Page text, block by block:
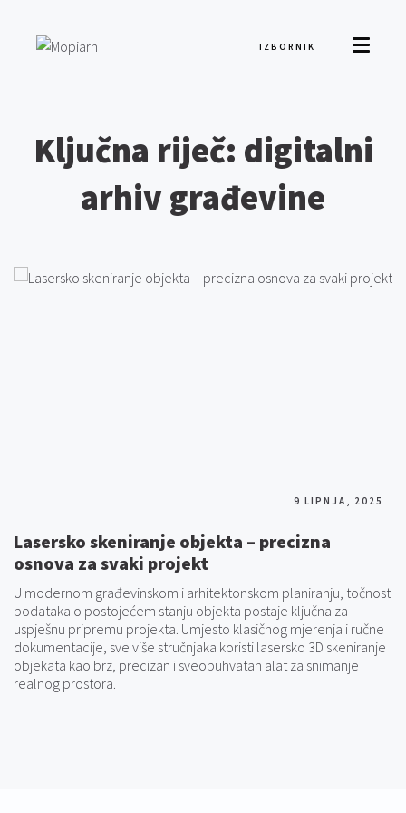
IZBORNIK
Ključna riječ: digitalni
arhiv građevine
9 LIPNJA, 2025
Lasersko skeniranje objekta – precizna
osnova za svaki projekt
U modernom građevinskom i arhitektonskom planiranju, točnost
podataka o postojećem stanju objekta postaje ključna za
uspješnu pripremu projekta. Umjesto klasičnog mjerenja i ručne
dokumentacije, sve više stručnjaka koristi lasersko 3D skeniranje
objekata kao brz, precizan i sveobuhvatan alat za snimanje
realnog prostora.